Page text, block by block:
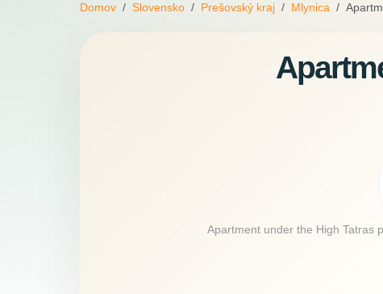
Domov Slovensko Prešovský kraj Mlynica
Apartment under the High Tatras